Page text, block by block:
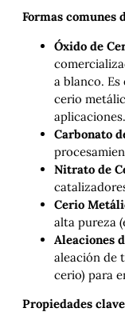
Formas comunes
Óxido de
a blanco.
cerio
aplicaciones.
Carbonato
Nitrato de
Cerio
alta pureza
Aleaciones
aleación de
cerio) para
Propiedades